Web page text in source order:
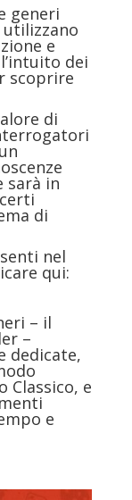
generi
utilizzano
e
dei
scoprire
di
sarà in
di
nel
qui:
– il
–
dedicate,
Classico, e
e